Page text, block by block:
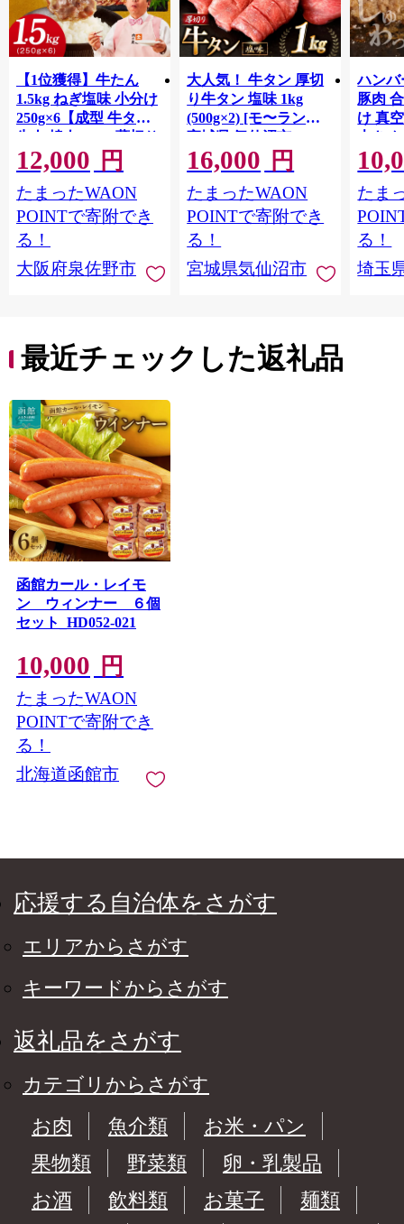
【1位獲得】牛たん
1.5kg ねぎ塩味 小分け
250g×6【成型 牛タン
牛肉 焼肉 BBQ 薄切り
ぎゅうたん スライス
訳あり サイズ不揃
い】 G4721
12,000 円
たまったWAON
POINTで寄附でき
る！
大阪府泉佐野市
大人気！ 牛タン 厚切
り牛タン 塩味 1kg
(500g×2) [モ〜ランド
宮城県 気仙沼市
20564660] 肉 牛肉 精肉
牛たん 牛タン塩 牛た
ん塩 冷凍 焼肉 BBQ ア
ウトドア バーベキュ
ー 厚切り タン
16,000 円
たまったWAON
POINTで寄附でき
る！
宮城県気仙沼市
ハンバ
豚肉
け 真
大き
保存
淡路島
ポーク
き肉
ず 惣
まみ
んのお
たま
る！
埼玉
最近チェックした返礼品
函館カール・レイモ
ン ウィンナー ６個
セット_HD052-021
10,000 円
たまったWAON
POINTで寄附でき
る！
北海道函館市
応援する自治体をさがす
エリアからさがす
キーワードからさがす
返礼品をさがす
カテゴリからさがす
お肉
魚介類
お米・パン
果物類
野菜類
卵・乳製品
お酒
飲料類 お菓子
麺類